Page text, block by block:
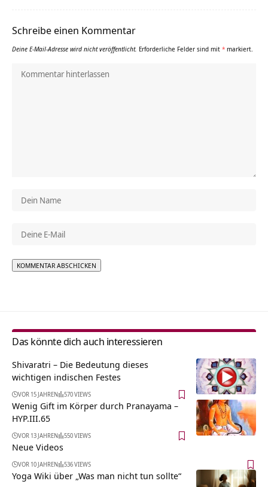
Schreibe einen Kommentar
Deine E-Mail-Adresse wird nicht veröffentlicht. Erforderliche Felder sind mit * markiert.
Das könnte dich auch interessieren
Shivaratri – Die Bedeutung dieses
wichtigen indischen Festes
VOR 15 JAHREN 570 VIEWS
Wenig Gift im Körper durch Pranayama –
HYP.III.65
VOR 13 JAHREN 550 VIEWS
Neue Videos
VOR 10 JAHREN 536 VIEWS
Yoga Wiki über „Was man nicht tun sollte“